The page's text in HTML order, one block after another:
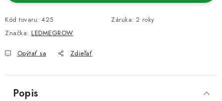
Kód tovaru: 425 Záruka: 2 roky
Značka: LEDMEGROW
Opýtať sa Zdieľať
Popis